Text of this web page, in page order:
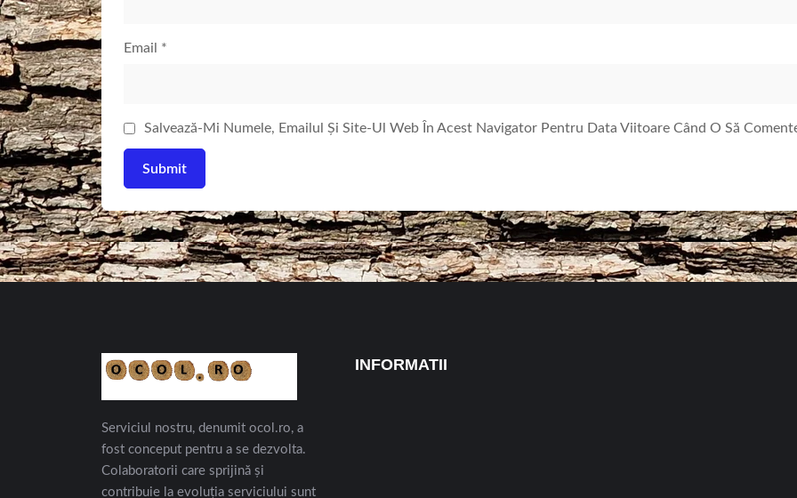
Email *
Salvează-Mi Numele, Emailul Și Site-Ul Web În Acest Navigator Pentru Data Viitoare Când O Să
Serviciul nostru, denumit ocol.ro, a
fost conceput pentru a se dezvolta.
Colaboratorii care sprijină și
contribuie la evoluția serviciului sunt
INFORMATII